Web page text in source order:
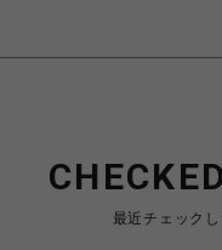
最近チェック